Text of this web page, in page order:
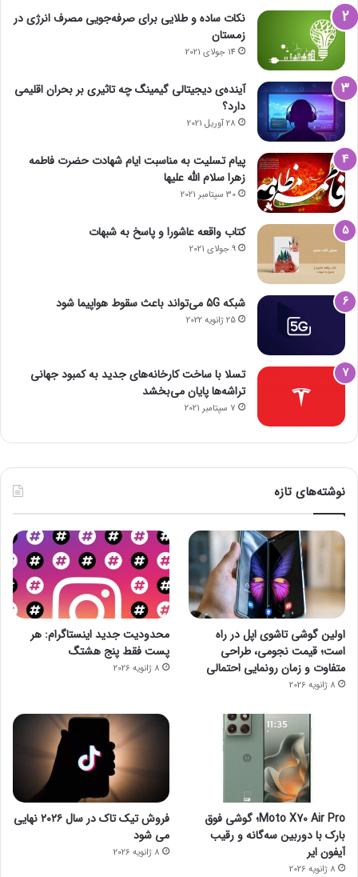
نکات ساده و طلایی برای صرفه‌جویی مصرف انرژی در
زمستان
14 جولای 2021
آینده‌ی دیجیتالی گیمینگ چه تاثیری بر بحران اقلیمی
دارد؟
28 آوریل 2021
پیام تسلیت به مناسبت ایام شهادت حضرت فاطمه
زهرا سلام الله علیها
30 سپتامبر 2021
کتاب واقعه عاشورا و پاسخ به شبهات
9 جولای 2021
شبکه 5G می‌تواند باعث سقوط هواپیما شود
25 ژانویه 2022
تسلا با ساخت کارخانه‌های جدید به کمبود جهانی
تراشه‌ها پایان می‌بخشد
7 سپتامبر 2021
نوشته‌های تازه
اولین گوشی تاشوی اپل در راه
است؛ قیمت نجومی، طراحی
متفاوت و زمان رونمایی احتمالی
8 ژانویه 2026
محدودیت جدید اینستاگرام: هر
پست فقط پنج هشتگ
8 ژانویه 2026
Moto X70 Air Pro؛ گوشی فوق
بارک با دوربین سه‌گانه و رقیب
آیفون ایر
8 ژانویه 2026
فروش تیک تاک در سال ۲۰۲۶ نهایی
می شود
8 ژانویه 2026